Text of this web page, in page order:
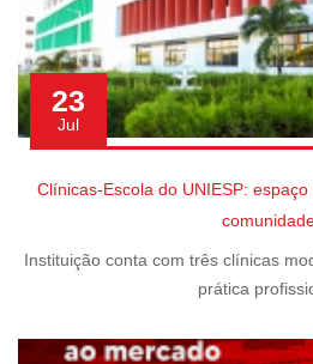
23
Jul
Clínicas-Escola do UNIESP:
Instituição conta com três clínicas
prática